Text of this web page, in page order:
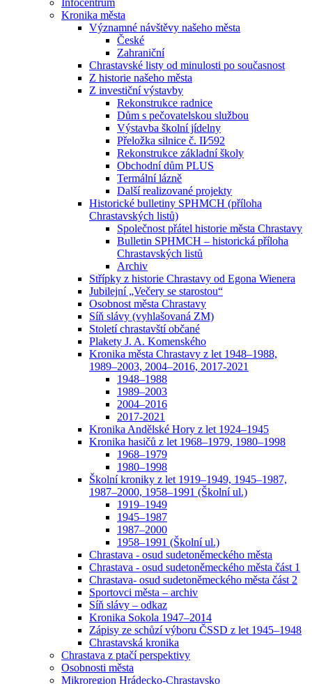
Infocentrum
Kronika města
Významné návštěvy našeho města
České
Zahraniční
Chrastavské listy od minulosti po současnost
Z historie našeho města
Z investiční výstavby
Rekonstrukce radnice
Dům s pečovatelskou službou
Výstavba školní jídelny
Přeložka silnice č. II⁄592
Rekonstrukce základní školy
Obchodní dům PLUS
Termální lázně
Další realizované projekty
Historické bulletiny SPHMCH (příloha
Chrastavských listů)
Společnost přátel historie města Chrastavy
Bulletin SPHMCH – historická příloha
Chrastavských listů
Archiv
Střípky z historie Chrastavy od Egona Wienera
Jubilejní „Večery se starostou“
Osobnost města Chrastavy
Síň slávy (vyhlašovaná ZM)
Století chrastavští občané
Plakety J. A. Komenského
Kronika města Chrastavy z let 1948–1988,
1989–2003, 2004–2016, 2017-2021
1948–1988
1989–2003
2004–2016
2017-2021
Kronika Andělské Hory z let 1924–1945
Kronika hasičů z let 1968–1979, 1980–1998
1968–1979
1980–1998
Školní kroniky z let 1919–1949, 1945–1987,
1987–2000, 1958–1991 (Školní ul.)
1919–1949
1945–1987
1987–2000
1958–1991 (Školní ul.)
Chrastava - osud sudetoněmeckého města
Chrastava - osud sudetoněmeckého města část 1
Chrastava- osud sudetoněmeckého města část 2
Sportovci města – archiv
Síň slávy – odkaz
Kronika Sokola 1947–2014
Zápisy ze schůzí výboru ČSSD z let 1945–1948
Chrastavská kronika
Chrastava z ptačí perspektivy
Osobnosti města
Mikroregion Hrádecko-Chrastavsko